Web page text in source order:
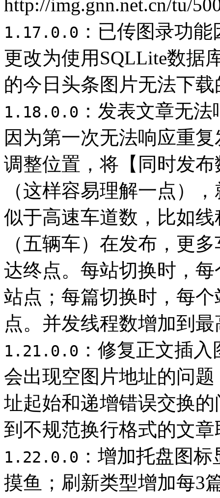
http://img.gnn.net.cn/tu/
1.17.0.0 ：已传图录功
更改为使用SQLLite数据
的今日头条图片无法下
1.18.0.0 ：发表文章无
因为第一次无法响应重
调整位置，将【同时发
（这样容易理解一点）
似于高速车道数，比如
（五辆车）在发布，更
达终点。每站切换时，
站点；每篇切换时，每
点。并发线程数增加到最
1.21.0.0 ：修复正文插
会出现空图片地址的问
址起始和递增错误交换
到不规范换行格式的文
1.22.0.0 ：增加托盘图
摸鱼；刷新类型增加每3